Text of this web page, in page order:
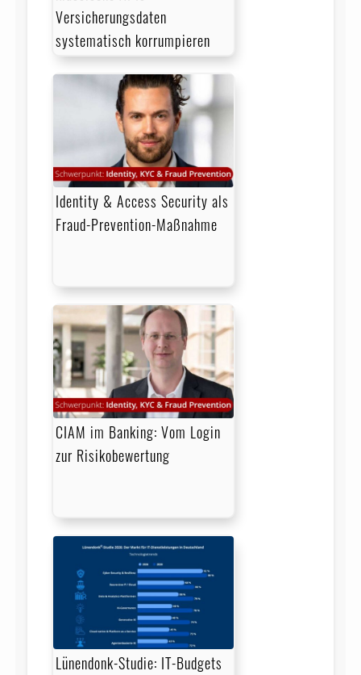
Versicherungsdaten
systematisch korrumpieren
Identity & Access Security als
Fraud-Prevention-Maßnahme
CIAM im Banking: Vom Login
zur Risikobewertung
Lünendonk-Studie: IT-Budgets